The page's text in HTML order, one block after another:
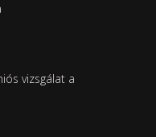
vizsgálat a